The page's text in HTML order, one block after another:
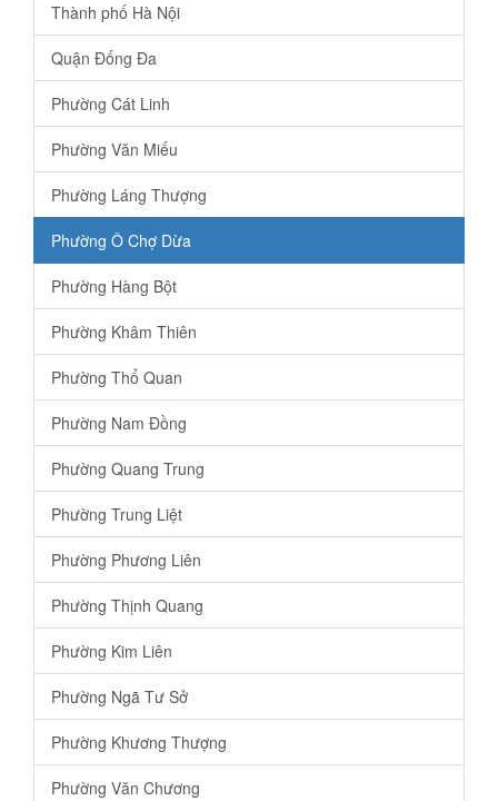
Thành phố Hà Nội
Quận Đống Đa
Phường Cát Linh
Phường Văn Miếu
Phường Láng Thượng
Phường Ô Chợ Dừa
Phường Hàng Bột
Phường Khâm Thiên
Phường Thổ Quan
Phường Nam Đồng
Phường Quang Trung
Phường Trung Liệt
Phường Phương Liên
Phường Thịnh Quang
Phường Kim Liên
Phường Ngã Tư Sở
Phường Khương Thượng
Phường Văn Chương